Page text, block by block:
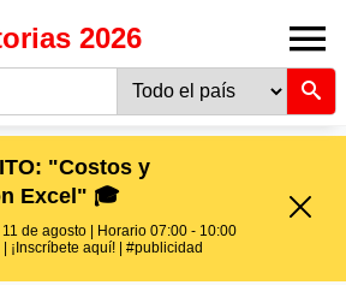
2026
"Costos y
Excel" 🎓
de agosto | Horario 07:00 - 10:00
¡Inscríbete aquí! | #publicidad